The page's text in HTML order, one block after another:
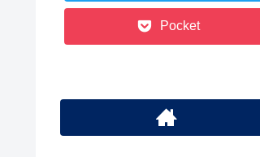
Pocket